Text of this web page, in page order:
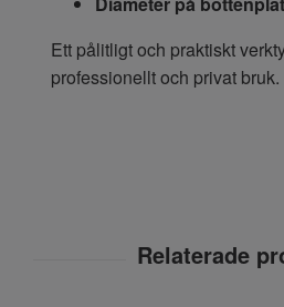
Ett pålitligt och praktiskt
professionellt och privat bruk.